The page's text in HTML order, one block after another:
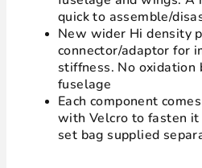
quick to assemble/
New wider Hi density
connector/adaptor for
stiffness. No oxidation
fuselage
Each component
with Velcro to fasten
set bag supplied